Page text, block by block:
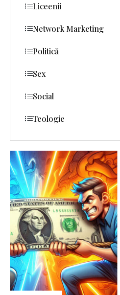
Liceenii
Network Marketing
Politică
Sex
Social
Teologie